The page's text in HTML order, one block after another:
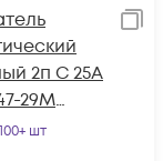
2п C 25А
29М
MVA21-2-
шт